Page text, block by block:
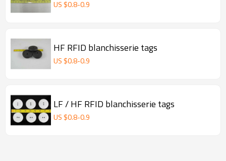
US $0.8-0.9
HF RFID blanchisserie tags
US $0.8-0.9
LF / HF RFID blanchisserie tags
US $0.8-0.9